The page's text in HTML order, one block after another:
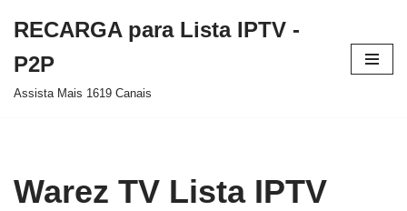
para
o
RECARGA para Lista IPTV -
P2P
Assista Mais 1619 Canais
Warez TV Lista IPTV